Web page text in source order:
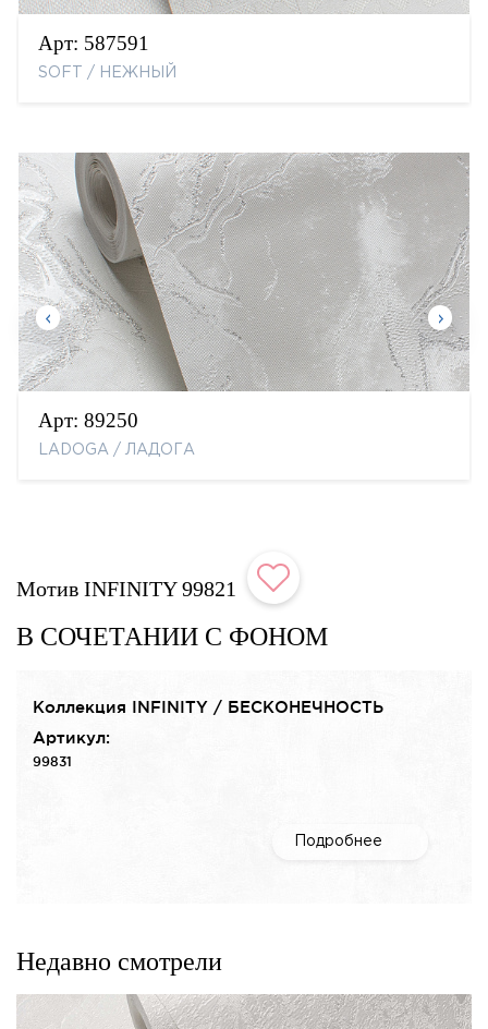
Арт: 587591
SOFT / НЕЖНЫЙ
Арт: 89250
LADOGA / ЛАДОГА
Мотив INFINITY 99821
В СОЧЕТАНИИ С ФОНОМ
Коллекция INFINITY / БЕСКОНЕЧНОСТЬ
Артикул:
99831
Подробнее
Недавно смотрели